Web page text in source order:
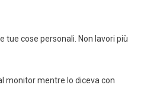
tue cose personali. Non lavori più
monitor mentre lo diceva con